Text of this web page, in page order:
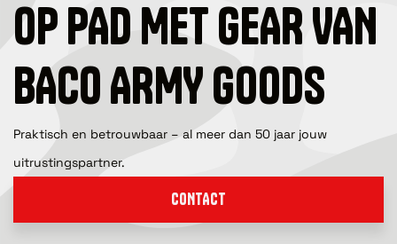
OP PAD MET GEAR VAN
BACO ARMY GOODS
Praktisch en betrouwbaar – al meer dan 50 jaar jouw
uitrustingspartner.
CONTACT